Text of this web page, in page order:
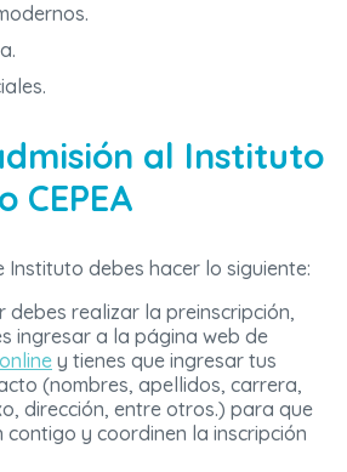
al Instituto
CEPEA
Instituto debes hacer lo siguiente:
debes realizar la preinscripción,
ingresar a la página web de
y tienes que ingresar tus
(nombres, apellidos, carrera,
dirección, entre otros.) para que
contigo y coordinen la inscripción